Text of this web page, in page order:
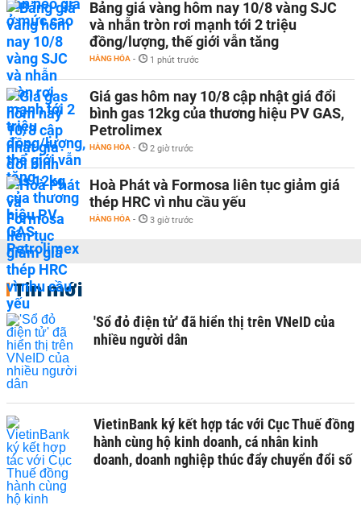
Bảng giá vàng hôm nay 10/8 vàng SJC
và nhẫn tròn rơi mạnh tới 2 triệu
đồng/lượng, thế giới vẫn tăng
HÀNG HÓA - 1 phút trước
Giá gas hôm nay 10/8 cập nhật giá đổi
bình gas 12kg của thương hiệu PV GAS,
Petrolimex
HÀNG HÓA - 2 giờ trước
Hoà Phát và Formosa liên tục giảm giá
thép HRC vì nhu cầu yếu
HÀNG HÓA - 3 giờ trước
Tin mới
'Sổ đỏ điện tử' đã hiển thị trên VNeID của
nhiều người dân
VietinBank ký kết hợp tác với Cục Thuế đồng
hành cùng hộ kinh doanh, cá nhân kinh
doanh, doanh nghiệp thúc đẩy chuyển đổi số